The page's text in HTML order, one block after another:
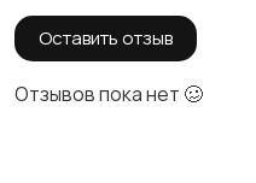
Оставить отзыв
Отзывов пока нет 🥴